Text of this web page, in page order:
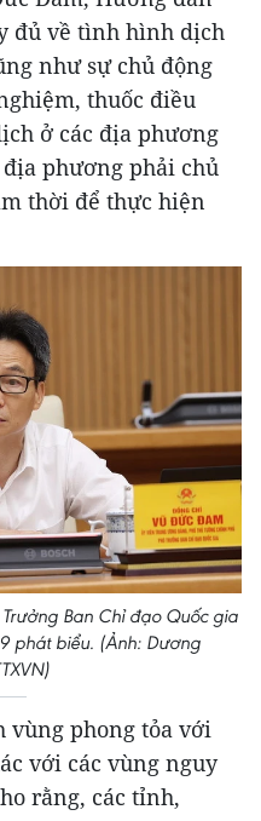
đủ về tình hình dịch
như sự chủ động
thuốc điều
ở các địa phương
phương phải chủ
thời để thực hiện
Ban Chỉ đạo Quốc gia
phát biểu. (Ảnh: Dương
vùng phong tỏa với
với các vùng nguy
rằng, các tỉnh,